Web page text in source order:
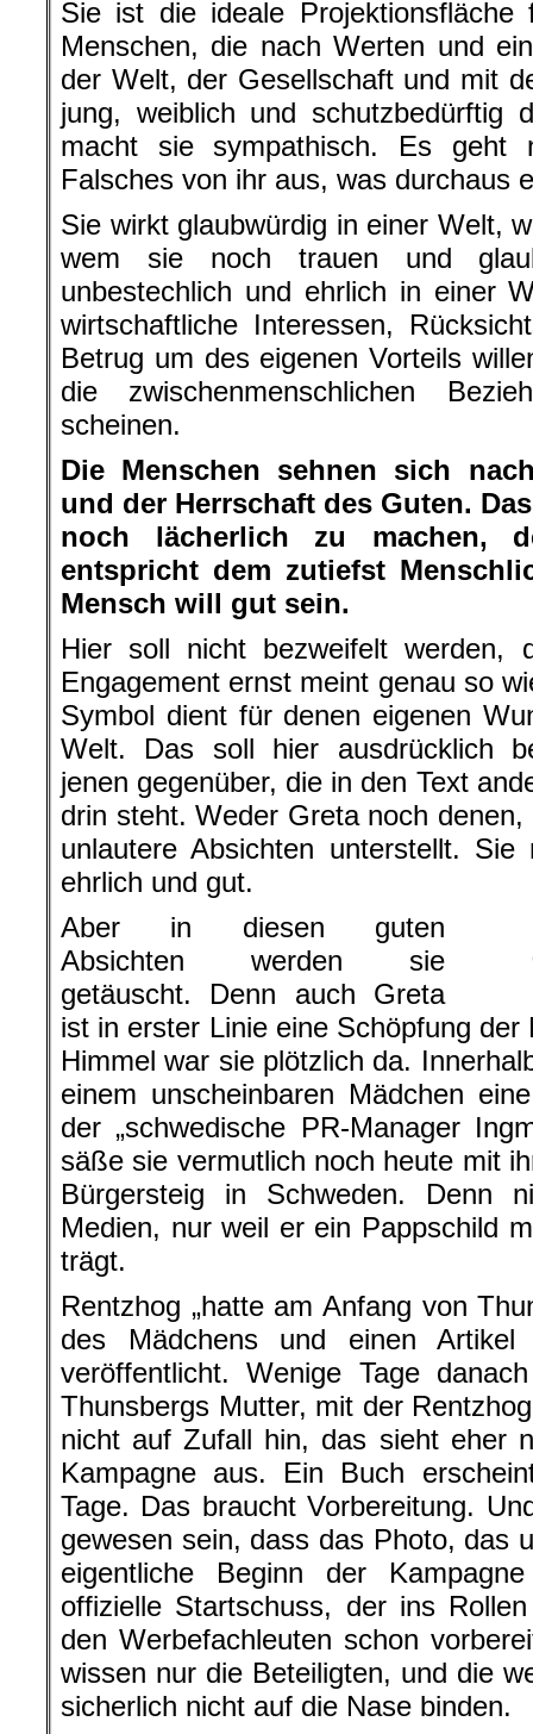
Sie ist die ideale Projektionsfläche
Menschen, die nach Werten und
der Welt, der Gesellschaft und mit
jung, weiblich und schutzbedürftig
macht sie sympathisch. Es geht
Falsches von ihr aus, was durchaus
Sie wirkt glaubwürdig in einer Welt,
wem sie noch trauen und
unbestechlich und ehrlich in einer
wirtschaftliche Interessen,
Betrug um des eigenen Vorteils
die zwischenmenschlichen
scheinen.
Die Menschen sehnen sich
und der Herrschaft des Guten.
noch lächerlich zu machen,
entspricht dem zutiefst
Mensch will gut sein.
Hier soll nicht bezweifelt werden,
Engagement ernst meint genau so
Symbol dient für denen eigenen
Welt. Das soll hier ausdrücklich
jenen gegenüber, die in den Text
drin steht. Weder Greta noch
unlautere Absichten unterstellt.
ehrlich und gut.
Aber in diesen guten
Absichten werden sie
getäuscht. Denn auch Greta
ist in erster Linie eine Schöpfung
Himmel war sie plötzlich da.
einem unscheinbaren Mädchen
der „schwedische PR-Manager
säße sie vermutlich noch heute mit
Bürgersteig in Schweden. Denn
Medien, nur weil er ein Pappschild
trägt.
Rentzhog „hatte am Anfang von
des Mädchens und einen
veröffentlicht. Wenige Tage
Thunsbergs Mutter, mit der
nicht auf Zufall hin, das sieht eher
Kampagne aus. Ein Buch
Tage. Das braucht Vorbereitung.
gewesen sein, dass das Photo, das
eigentliche Beginn der
offizielle Startschuss, der ins
den Werbefachleuten schon
wissen nur die Beteiligten, und die
sicherlich nicht auf die Nase binden.